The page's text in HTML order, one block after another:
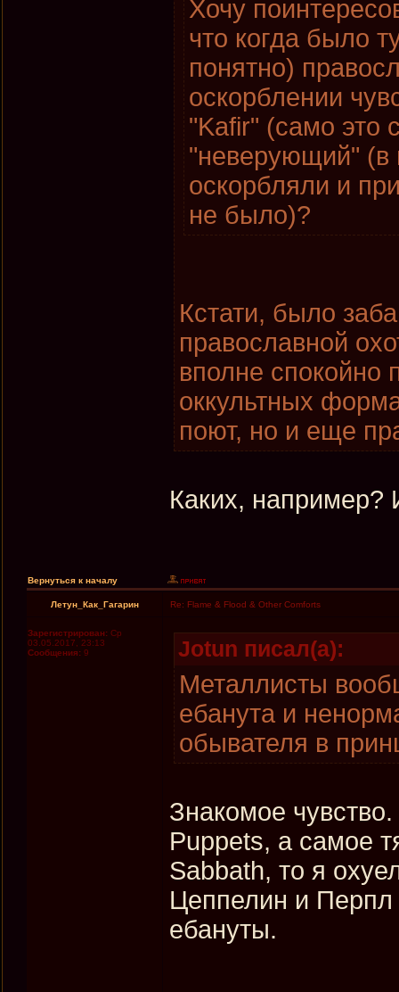
Хочу
что когда было
понятно)
оскорблении
"Kafir" (само это
"неверующий" (в
оскорбляли и
не было)?
Кстати, было
православной
вполне спокойно
оккультных
поют, но и еще
Каких, например?
Вернуться к началу
Летун_Как_Гагарин Re: Flame & Flood & Other Comforts
Зарегистрирован: Ср
03.05.2017, 23:13
Сообщения: 9 Jotun писал(а):
Металлисты
ебанута и
обывателя в
Знакомое
Puppets, а самое
Sabbath, то я
Цеппелин и Перпл
ебануты.